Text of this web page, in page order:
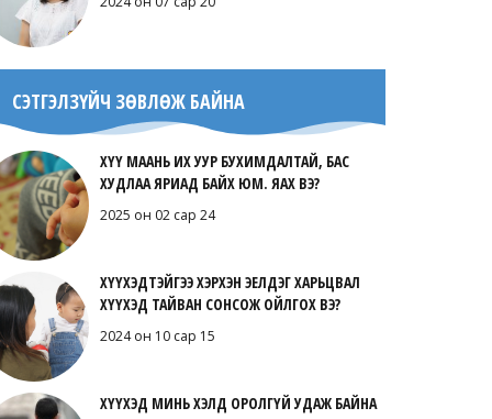
Маамуу нэвтрүүлэг – ШУМУУЛГҮЙ ЗУН
2020 он 03 сар 20
Маамуу нэвтрүүлэг – ХООСОН
СЭТГЭЛЗҮЙЧ ЗӨВЛӨЖ БАЙНА
ХҮҮ МААНЬ ИХ УУР БУХИМДАЛТАЙ, БАС
ХУДЛАА ЯРИАД БАЙХ ЮМ. ЯАХ ВЭ?
2025 он 02 сар 24
ХҮҮХЭДТЭЙГЭЭ ХЭРХЭН ЭЕЛДЭГ ХАРЬЦВАЛ
ХҮҮХЭД ТАЙВАН СОНСОЖ ОЙЛГОХ ВЭ?
2024 он 10 сар 15
ХҮҮХЭД МИНЬ ХЭЛД ОРОЛГҮЙ УДАЖ БАЙНА